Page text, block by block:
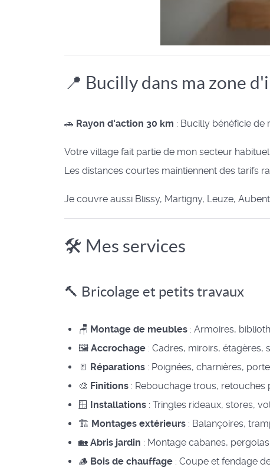
📍 Bucilly dans ma zone
🚗 Rayon d'action 30 km : Bucilly bénéficie de
Votre village fait partie de mon secteur
Les distances courtes maintiennent des tarifs
Je couvre aussi Blissy, Martigny, Leuze,
🛠️ Mes services
🔨 Bricolage et petits travaux
🪑 Montage de meubles : Armoires,
🖼️ Accrochage : Cadres, miroirs, étagères,
🚪 Réparations : Poignées, charnières,
🎨 Finitions : Rebouchage trous, retouches
🪟 Installations : Tringles rideaux, stores,
🏗️ Montages extérieurs : Balançoires,
🏡 Abris jardin : Montage cabanes,
🪵 Bois de chauffage : Coupe et fendage